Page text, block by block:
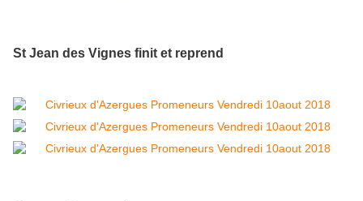
St Jean des Vignes finit et reprend